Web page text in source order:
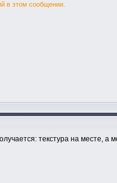
в этом сообщении.
текстура на месте, а